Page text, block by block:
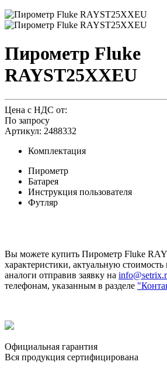
Пирометр Fluke
RAYST25XXEU
Цена с НДС от:
По запросу
Артикул: 2488332
Комплектация
Пирометр
Батарея
Инструкция пользователя
Футляр
Вы можете купить Пирометр Fluke
характеристики, актуальную
аналоги отправив заявку на
телефонам, указанным в разделе
Официальная гарантия
Вся продукция сертифицирована